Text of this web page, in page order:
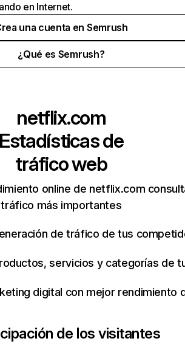
en Internet.
una cuenta en Semrush
¿Qué es Semrush?
netflix.com
Estadísticas de
tráfico web
online de netflix.com
tráfico más importantes
de tráfico de tus
servicios y categorías de
digital con mejor rendimiento
de los visitantes